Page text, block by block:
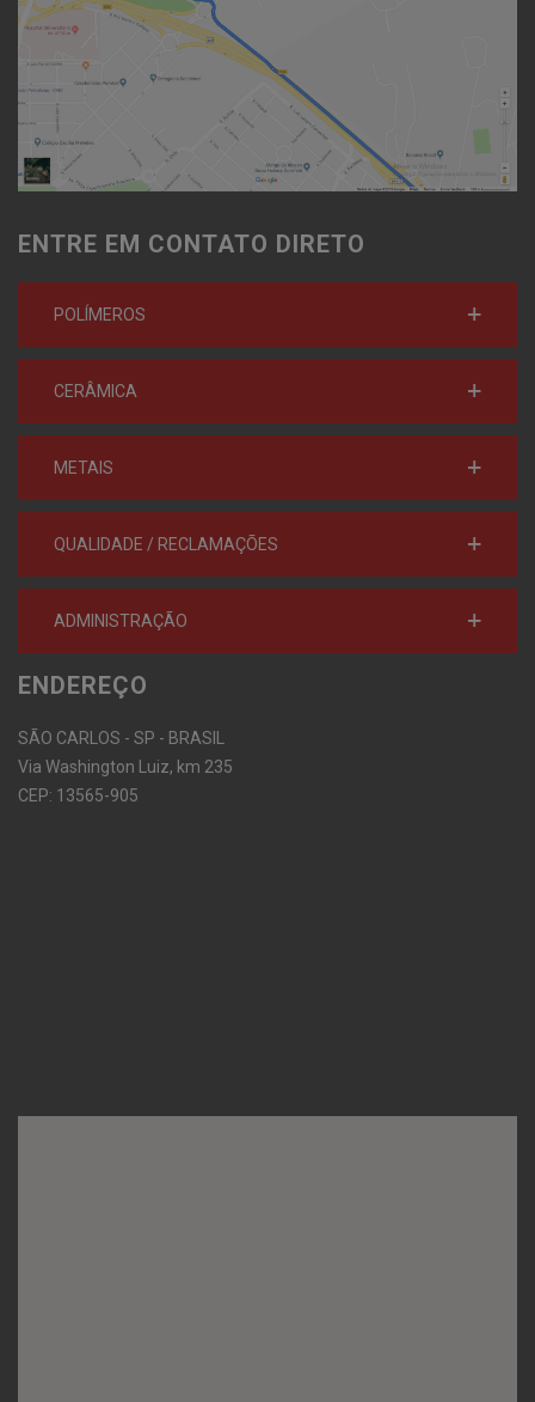
ENTRE EM CONTATO DIRETO
POLÍMEROS
CERÂMICA
METAIS
QUALIDADE / RECLAMAÇÕES
ADMINISTRAÇÃO
ENDEREÇO
SÃO CARLOS - SP - BRASIL
Via Washington Luiz, km 235
CEP: 13565-905